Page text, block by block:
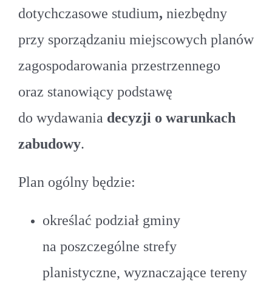
dotychczasowe studium, niezbędny
przy sporządzaniu miejscowych planów
zagospodarowania przestrzennego
oraz stanowiący podstawę
do wydawania decyzji o warunkach
zabudowy.
Plan ogólny będzie:
określać podział gminy
na poszczególne strefy
planistyczne, wyznaczające tereny